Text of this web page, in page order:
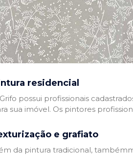
residencial
possui profissionais
sua imóvel. Os pintores
e grafiato
da pintura tradicional,